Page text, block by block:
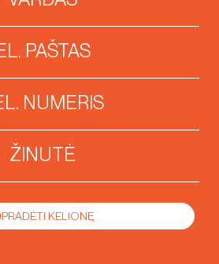
PRADĖTI KELIONĘ